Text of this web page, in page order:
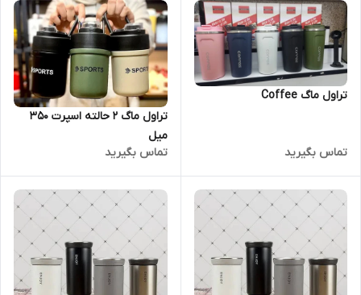
تراول ماگ Coffee
تماس بگیرید
تراول ماگ 2 حالته اسپرت 350
میل
تماس بگیرید